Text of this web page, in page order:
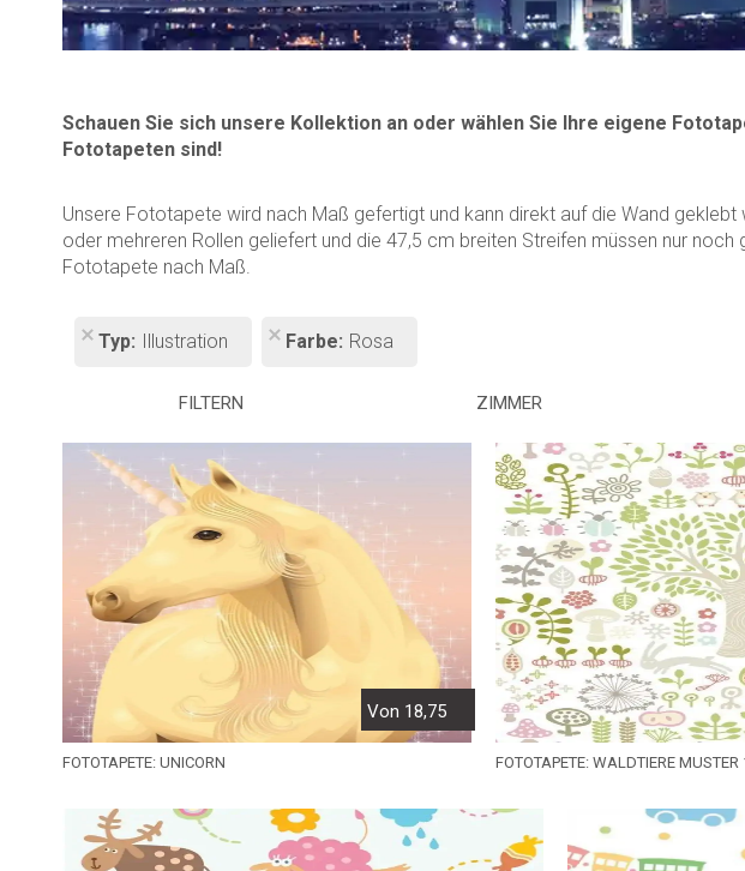
Schauen Sie sich unsere Kollektion an oder wählen Sie Ihre eigene
Fototapeten sind!
Unsere Fototapete wird nach Maß gefertigt und kann direkt auf die Wand
oder mehreren Rollen geliefert und die 47,5 cm breiten Streifen müssen nur
Fototapete nach Maß.
Typ Illustration Farbe Rosa
FILTERN ZIMMER
Von 18,75
FOTOTAPETE: UNICORN FOTOTAPETE: WALDTIERE MUSTER